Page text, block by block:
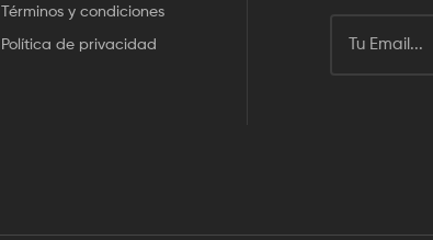
Términos y condiciones
Política de privacidad